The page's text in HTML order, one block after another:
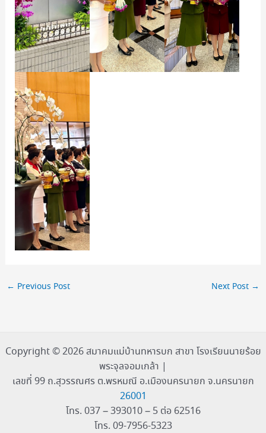
← Previous Post Next Post →
Copyright © 2026 สมาคมแม่บ้านทหารบก สาขา โรงเรียนนายร้อย
พระจุลจอมเกล้า |
เลขที่ 99 ถ.สุวรรณศร ต.พรหมณี อ.เมืองนครนายก จ.นครนายก
26001
โทร. 037 – 393010 – 5 ต่อ 62516
โทร. 09-7956-5323